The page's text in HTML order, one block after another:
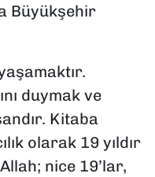
Büyükşehir
duymak ve
Kitaba
olarak 19 yıldır
nice 19’lar,